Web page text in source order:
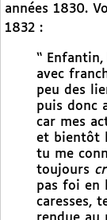
années 1830.
1832 :
“
avec
peu des
puis donc
car mes
et bientôt
tu me
toujours
pas foi en
caresses,